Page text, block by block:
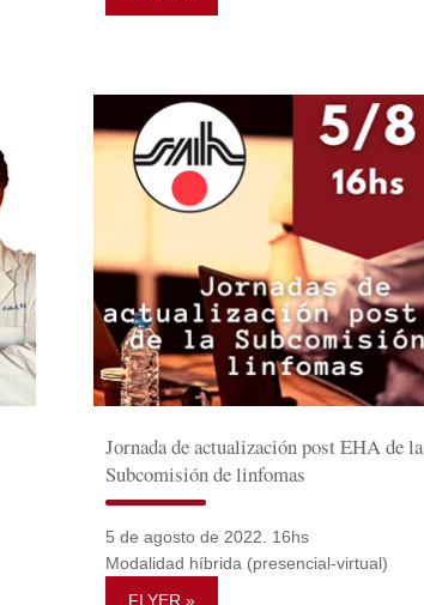
Jornada de actualización post EHA de la
Subcomisión de linfomas
5 de agosto de 2022. 16hs
Modalidad híbrida (presencial-virtual)
FLYER »